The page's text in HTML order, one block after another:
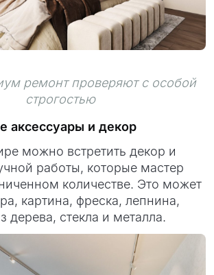
ремонт проверяют с особой
строгостью
аксессуары и декор
можно встретить декор и
работы, которые мастер
количестве. Это может
картина, фреска, лепнина,
дерева, стекла и металла.